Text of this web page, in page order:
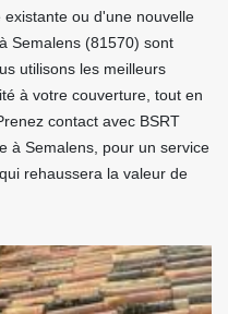
ou d'une nouvelle
Semalens (81570) sont
utilisons les meilleurs
à votre couverture, tout en
contact avec BSRT
à Semalens, pour un service
rehaussera la valeur de